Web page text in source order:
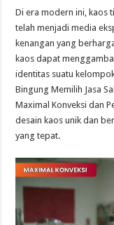
Di era modern ini, kaos
telah menjadi media
kenangan yang
kaos dapat
identitas suatu
Bingung Memilih Jasa
Maximal Konveksi dan
desain kaos unik dan
yang tepat.